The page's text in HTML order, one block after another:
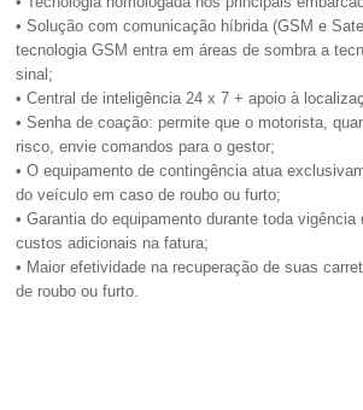
Sascar
Rede
• Solução com comunicação híbrida (GSM e
tecnologia GSM entra em áreas de sombra a
sinal;
• Central de inteligência 24 x 7 + apoio à
• Senha de coação: permite que o motorista,
risco, envie comandos para o gestor;
• O equipamento de contingência atua
do veículo em caso de roubo ou furto;
• Garantia do equipamento durante toda vigência
custos adicionais na fatura;
• Maior efetividade na recuperação de suas
de roubo ou furto.